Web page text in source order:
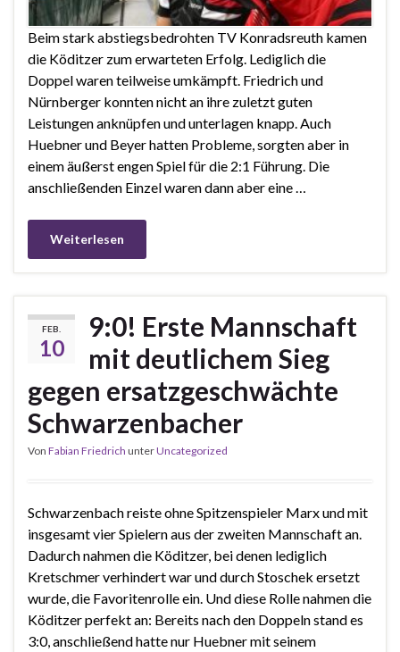
Beim stark abstiegsbedrohten TV Konradsreuth kamen
die Köditzer zum erwarteten Erfolg. Lediglich die
Doppel waren teilweise umkämpft. Friedrich und
Nürnberger konnten nicht an ihre zuletzt guten
Leistungen anknüpfen und unterlagen knapp. Auch
Huebner und Beyer hatten Probleme, sorgten aber in
einem äußerst engen Spiel für die 2:1 Führung. Die
anschließenden Einzel waren dann aber eine …
Weiterlesen
FEB.
10
9:0! Erste Mannschaft
mit deutlichem Sieg
gegen ersatzgeschwächte
Schwarzenbacher
Von Fabian Friedrich unterUncategorized
Schwarzenbach reiste ohne Spitzenspieler Marx und mit
insgesamt vier Spielern aus der zweiten Mannschaft an.
Dadurch nahmen die Köditzer, bei denen lediglich
Kretschmer verhindert war und durch Stoschek ersetzt
wurde, die Favoritenrolle ein. Und diese Rolle nahmen die
Köditzer perfekt an: Bereits nach den Doppeln stand es
3:0, anschließend hatte nur Huebner mit seinem